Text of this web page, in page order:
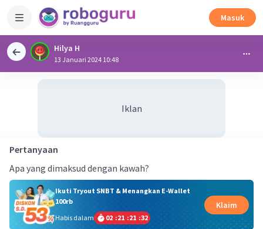
Masuk
Hilya H
13 Januari 2024 10:48
Iklan
Pertanyaan
Apa yang dimaksud dengan kawah?
Ikuti Tryout SNBT & Menangkan E-Wallet
100rb
Habis dalam
02 :21 :21 :32
Klaim